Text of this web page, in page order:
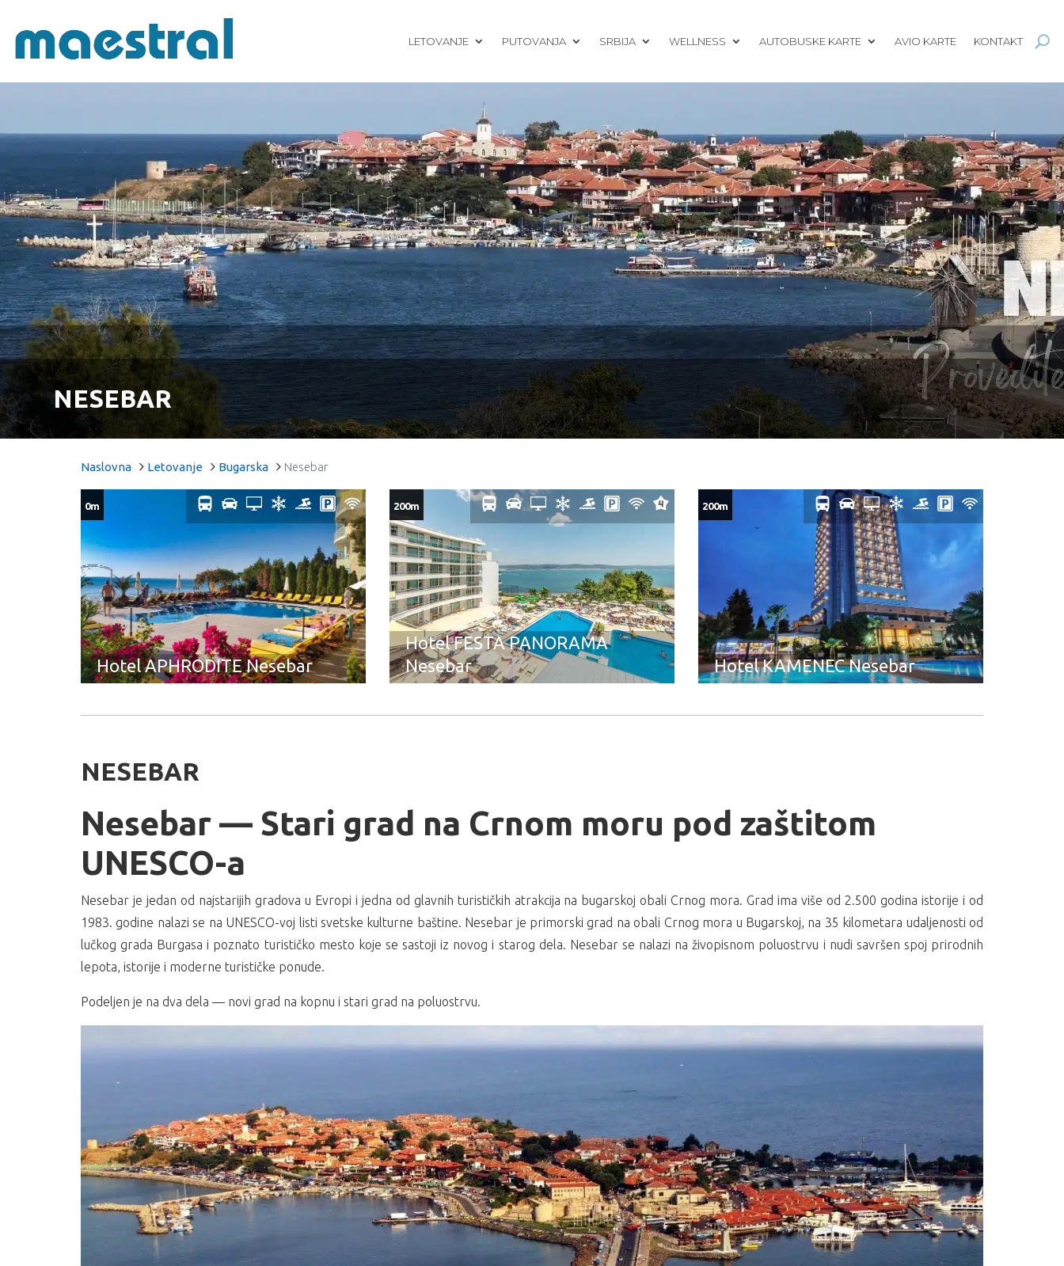
LETOVANJE PUTOVANJA SRBIJA WELLNESS AUTOBUSKE KARTE AVIO KARTE KONTAKT
NESEBAR
Naslovna Letovanje Bugarska Nesebar
Hotel APHRODITE Nesebar
0m
Hotel FESTA PANORAMA
Nesebar
200m
Hotel KAMENEC Nesebar
200m
NESEBAR
Nesebar — Stari grad na Crnom moru pod zaštitom
UNESCO-a
Nesebar je jedan od najstarijih gradova u Evropi i jedna od glavnih turističkih atrakcija na bugarskoj obali Crnog mora. Grad ima više od 2.500 godina istorije i od
1983. godine nalazi se na UNESCO-voj listi svetske kulturne baštine. Nesebar je primorski grad na obali Crnog mora u Bugarskoj, na 35 kilometara udaljenosti od
lučkog grada Burgasa i poznato turističko mesto koje se sastoji iz novog i starog dela. Nesebar se nalazi na živopisnom poluostrvu i nudi savršen spoj prirodnih
lepota, istorije i moderne turističke ponude.
Podeljen je na dva dela — novi grad na kopnu i stari grad na poluostrvu.